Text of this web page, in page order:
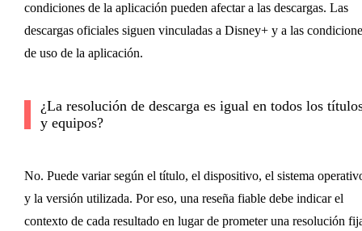
condiciones de la aplicación pueden afectar a las descargas. Las
descargas oficiales siguen vinculadas a Disney+ y a las
de uso de la aplicación.
¿La resolución de descarga es igual en todos los
y equipos?
No. Puede variar según el título, el dispositivo, el sistema
y la versión utilizada. Por eso, una reseña fiable debe indicar el
contexto de cada resultado en lugar de prometer una resolución